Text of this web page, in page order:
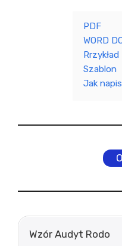
PDF
WORD
Rrzykład
Szablon
Jak
Wzór Audyt Rodo